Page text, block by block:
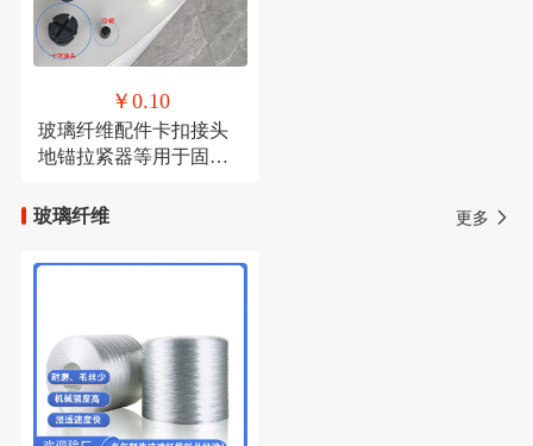
￥0.10
玻璃纤维配件卡扣接头
地锚拉紧器等用于固定
玻璃纤维
更多